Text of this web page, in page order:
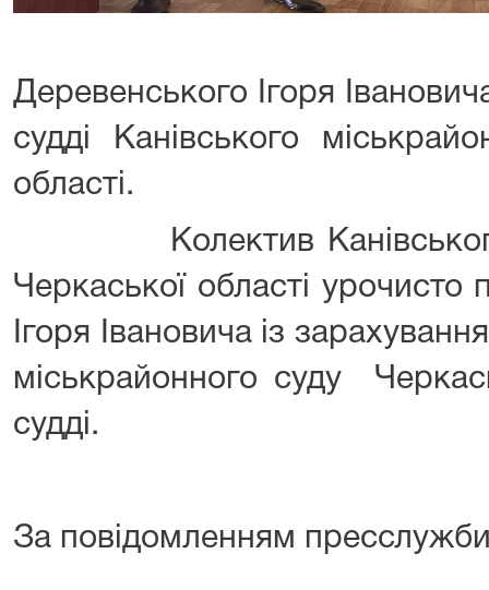
Деревенського Ігоря
судді Канівського
області.
Колектив Канівського
Черкаської області урочисто
Ігоря Івановича із
міськрайонного суду
судді.
За повідомленням